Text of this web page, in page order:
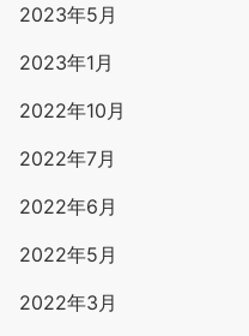
2023年5月
2023年1月
2022年10月
2022年7月
2022年6月
2022年5月
2022年3月